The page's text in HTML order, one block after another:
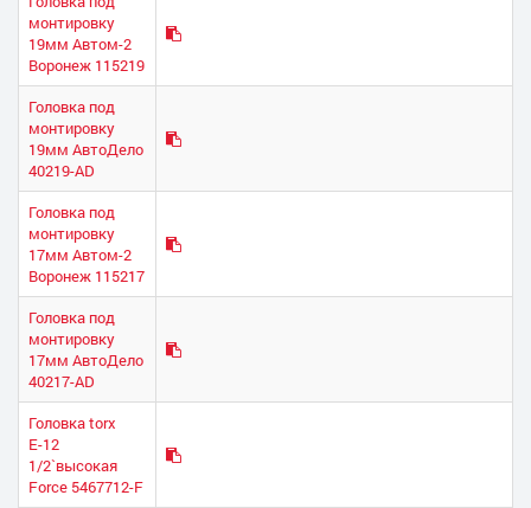
монтировку
19мм Автом-2
Воронеж 115219
Головка под
монтировку
19мм АвтоДело
40219-AD
Головка под
монтировку
17мм Автом-2
Воронеж 115217
Головка под
монтировку
17мм АвтоДело
40217-AD
Головка torx
Е-12
1/2`высокая
Force 5467712-F